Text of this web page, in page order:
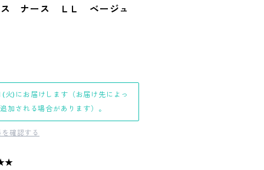
ス ナース ＬＬ ベージュ
火)にお届けします（お届け先によっ
加される場合があります）。
確認する